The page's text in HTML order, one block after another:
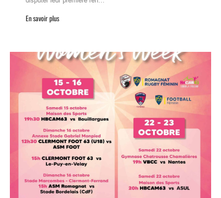
En savoir plus